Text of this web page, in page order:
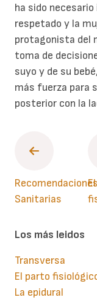
ha sido
respetado y la
protagonista del
toma de
suyo y de su
más fuerza para
posterior con la
Recomendaciones
Sanitarias
Los más leidos
Transversa
El parto
La epidural